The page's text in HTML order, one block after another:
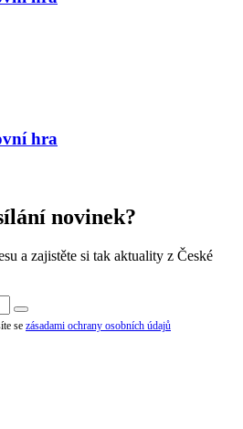
hra
novinek?
a zajistěte si tak aktuality z České
se zásadami ochrany osobních údajů